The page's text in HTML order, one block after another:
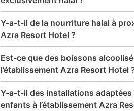
Y-a-t-il de la nourriture halal à
Azra Resort Hotel ?
Est-ce que des boissons
l’établissement Azra Resort Hotel
Y-a-t-il des installations adaptées
enfants à l’établissement Azra